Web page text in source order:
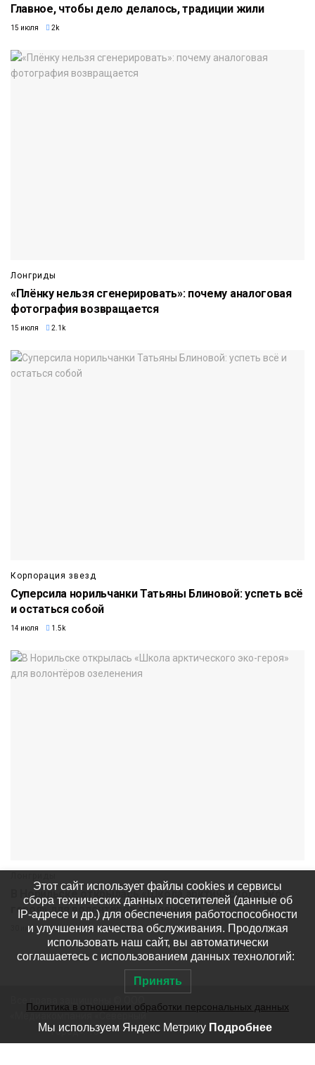
Главное, чтобы дело делалось, традиции жили
15 июля 2k
Лонгриды
«Плёнку нельзя сгенерировать»: почему аналоговая
фотография возвращается
15 июля 2.1k
Корпорация звезд
Суперсила норильчанки Татьяны Блиновой: успеть всё
и остаться собой
14 июля 1.5k
В Норильске открылась «Школа арктического эко-
героя» для волонтёров озеленения
30 июня 2.4k
город». 18+
Этот сайт использует файлы cookies и сервисы
сбора технических данных посетителей (данные об
IP-адресе и др.) для обеспечения работоспособности
и улучшения качества обслуживания. Продолжая
использовать наш сайт, вы автоматически
соглашаетесь с использованием данных технологий:
Принять
Политика в отношении обработки персональных данных
Мы используем Яндекс Метрику Подробнее